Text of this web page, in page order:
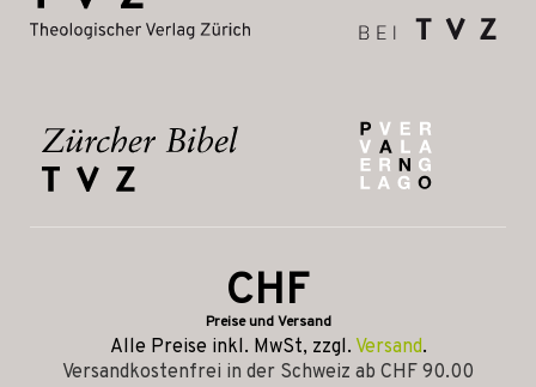
CHF
Preise und Versand
Alle Preise inkl. MwSt, zzgl. Versand.
Versandkostenfrei in der Schweiz ab CHF 90.00